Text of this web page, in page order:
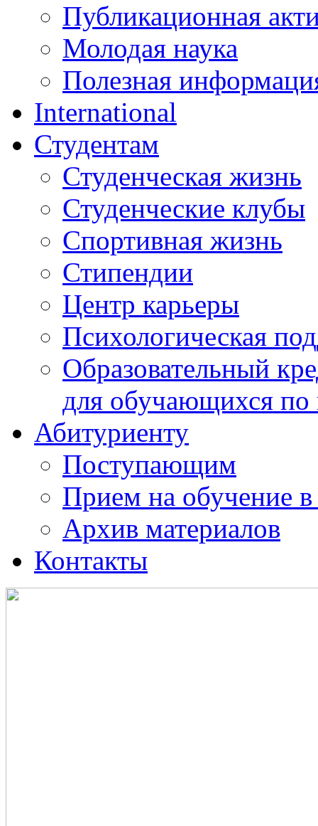
Публикационная
Молодая наука
Полезная
International
Студентам
Студенческая жизнь
Студенческие клубы
Спортивная жизнь
Стипендии
Центр карьеры
Психологическая
Образовательный
для обучающихся
Абитуриенту
Поступающим
Прием на обучение в
Архив материалов
Контакты